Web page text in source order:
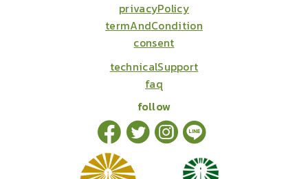
privacyPolicy
termAndCondition
consent
technicalSupport
faq
follow